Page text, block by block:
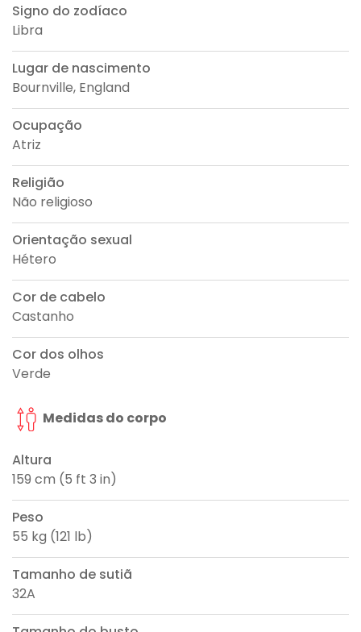
Signo do zodíaco
Libra
Lugar de nascimento
Bournville, England
Ocupação
Atriz
Religião
Não religioso
Orientação sexual
Hétero
Cor de cabelo
Castanho
Cor dos olhos
Verde
Medidas do corpo
Altura
159 cm (5 ft 3 in)
Peso
55 kg (121 lb)
Tamanho de sutiã
32A